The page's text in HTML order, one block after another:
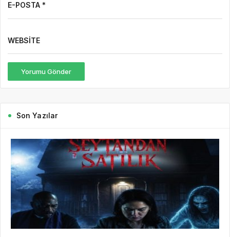
E-POSTA *
WEBSITE
Yorumu Gönder
Son Yazılar